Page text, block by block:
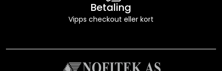
Betaling
Vipps checkout eller kort